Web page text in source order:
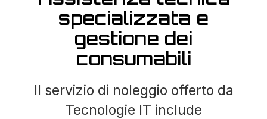
specializzata e
gestione dei
consumabili
Il servizio di noleggio offerto da
Tecnologie IT include